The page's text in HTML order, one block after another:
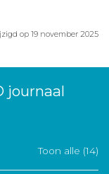
op 19 november 2025
journaal
Toon alle (14)